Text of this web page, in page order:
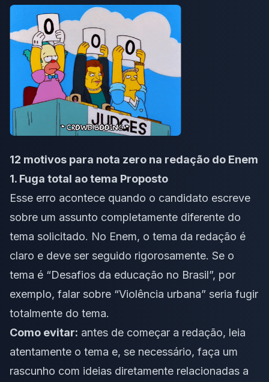
12 motivos para nota zero na redação do Enem
1. Fuga total ao tema Proposto
Esse erro acontece quando o candidato escreve
sobre um assunto completamente diferente do
tema solicitado. No Enem, o tema da redação é
claro e deve ser seguido rigorosamente. Se o
tema é “Desafios da educação no Brasil”, por
exemplo, falar sobre “Violência urbana” seria fugir
totalmente do tema.
Como evitar: antes de começar a redação, leia
atentamente o tema e, se necessário, faça um
rascunho com ideias diretamente relacionadas a